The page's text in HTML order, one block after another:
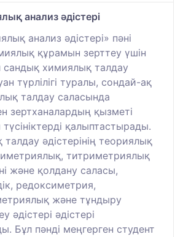
анализ әдістері
анализ әдістері» пәні
құрамын зерттеу үшін
сандық химиялық талдау
түрлілігі туралы, сондай-ақ
талдау саласында
зертханалардың қызметі
қалыптастырады.
әдістерінің теориялық
титриметриялық
және қолдану саласы,
редоксиметрия,
және тұндыру
әдістері әдістері
Бұл пәнді меңгерген студент